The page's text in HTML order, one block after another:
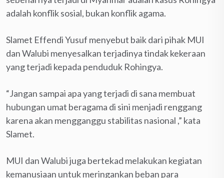
adalah konflik sosial, bukan konflik agama.
Slamet Effendi Yusuf menyebut baik dari pihak MUI
dan Walubi menyesalkan terjadinya tindak kekeraan
yang terjadi kepada penduduk Rohingya.
“Jangan sampai apa yang terjadi di sana membuat
hubungan umat beragama di sini menjadi renggang
karena akan mengganggu stabilitas nasional ,” kata
Slamet.
MUI dan Walubi juga bertekad melakukan kegiatan
kemanusiaan untuk meringankan beban para